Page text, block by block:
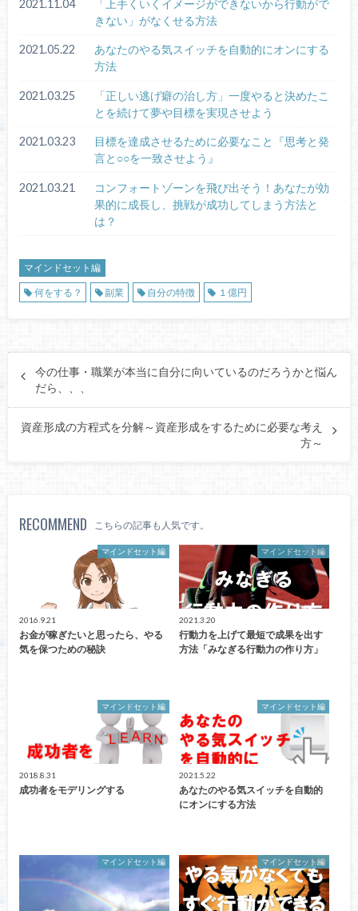
2021.11.04
「上手くいくイメージができないから行動がで
きない」がなくせる方法
2021.05.22
あなたのやる気スイッチを自動的にオンにする
方法
2021.03.25
「正しい逃げ癖の治し方」一度やると決めたこ
とを続けて夢や目標を実現させよう
2021.03.23
目標を達成させるために必要なこと『思考と発
言と○○を一致させよう』
2021.03.21
コンフォートゾーンを飛び出そう！あなたが効
果的に成長し、挑戦が成功してしまう方法と
は？
マインドセット編
何をする？
副業 自分の特徴 １億円
今の仕事・職業が本当に自分に向いているのだろうかと悩ん
だら、、、
資産形成の方程式を分解～資産形成をするために必要な考え
方～
RECOMMEND こちらの記事も人気です。
マインドセット編
2016.9.21
お金が稼ぎたいと思ったら、やる
気を保つための秘訣
マインドセット編
2021.3.20
行動力を上げて最短で成果を出す
方法「みなぎる行動力の作り方」
マインドセット編
2018.8.31
成功者をモデリングする
マインドセット編
2021.5.22
あなたのやる気スイッチを自動的
にオンにする方法
マインドセット編 マインドセット編